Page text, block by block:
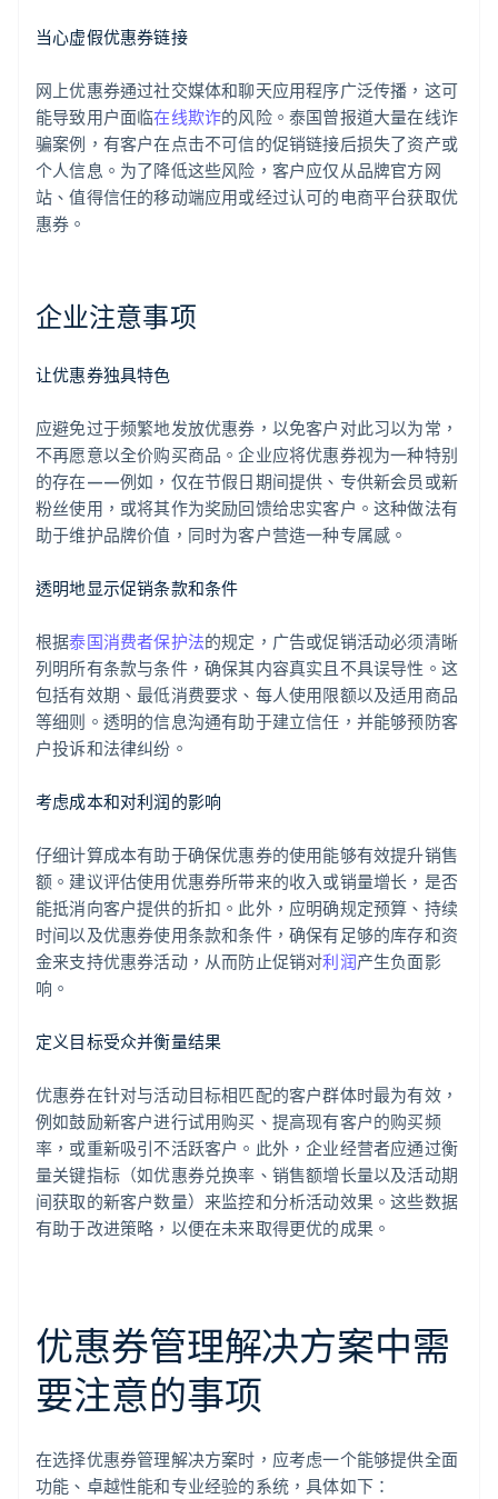
当心虚假优惠券链接
网上优惠券通过社交媒体和聊天应用程序广泛传播，这可
能导致用户面临在线欺诈的风险。泰国曾报道大量在线诈
骗案例，有客户在点击不可信的促销链接后损失了资产或
个人信息。为了降低这些风险，客户应仅从品牌官方网
站、值得信任的移动端应用或经过认可的电商平台获取优
惠券。
企业注意事项
让优惠券独具特色
应避免过于频繁地发放优惠券，以免客户对此习以为常，
不再愿意以全价购买商品。企业应将优惠券视为一种特别
的存在——例如，仅在节假日期间提供、专供新会员或新
粉丝使用，或将其作为奖励回馈给忠实客户。这种做法有
助于维护品牌价值，同时为客户营造一种专属感。
透明地显示促销条款和条件
根据泰国消费者保护法的规定，广告或促销活动必须清晰
列明所有条款与条件，确保其内容真实且不具误导性。这
包括有效期、最低消费要求、每人使用限额以及适用商品
等细则。透明的信息沟通有助于建立信任，并能够预防客
户投诉和法律纠纷。
考虑成本和对利润的影响
仔细计算成本有助于确保优惠券的使用能够有效提升销售
额。建议评估使用优惠券所带来的收入或销量增长，是否
能抵消向客户提供的折扣。此外，应明确规定预算、持续
时间以及优惠券使用条款和条件，确保有足够的库存和资
金来支持优惠券活动，从而防止促销对利润产生负面影
响。
定义目标受众并衡量结果
优惠券在针对与活动目标相匹配的客户群体时最为有效，
例如鼓励新客户进行试用购买、提高现有客户的购买频
率，或重新吸引不活跃客户。此外，企业经营者应通过衡
量关键指标（如优惠券兑换率、销售额增长量以及活动期
间获取的新客户数量）来监控和分析活动效果。这些数据
有助于改进策略，以便在未来取得更优的成果。
优惠券管理解决方案中需
要注意的事项
在选择优惠券管理解决方案时，应考虑一个能够提供全面
功能、卓越性能和专业经验的系统，具体如下：